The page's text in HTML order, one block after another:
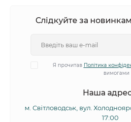
Слідкуйте за
Я прочитав Політика
вимогами
Наша
м. Світловодськ, вул.
17:00